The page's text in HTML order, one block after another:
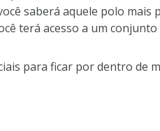
saberá aquele polo
terá acesso a um
para ficar por dentro de